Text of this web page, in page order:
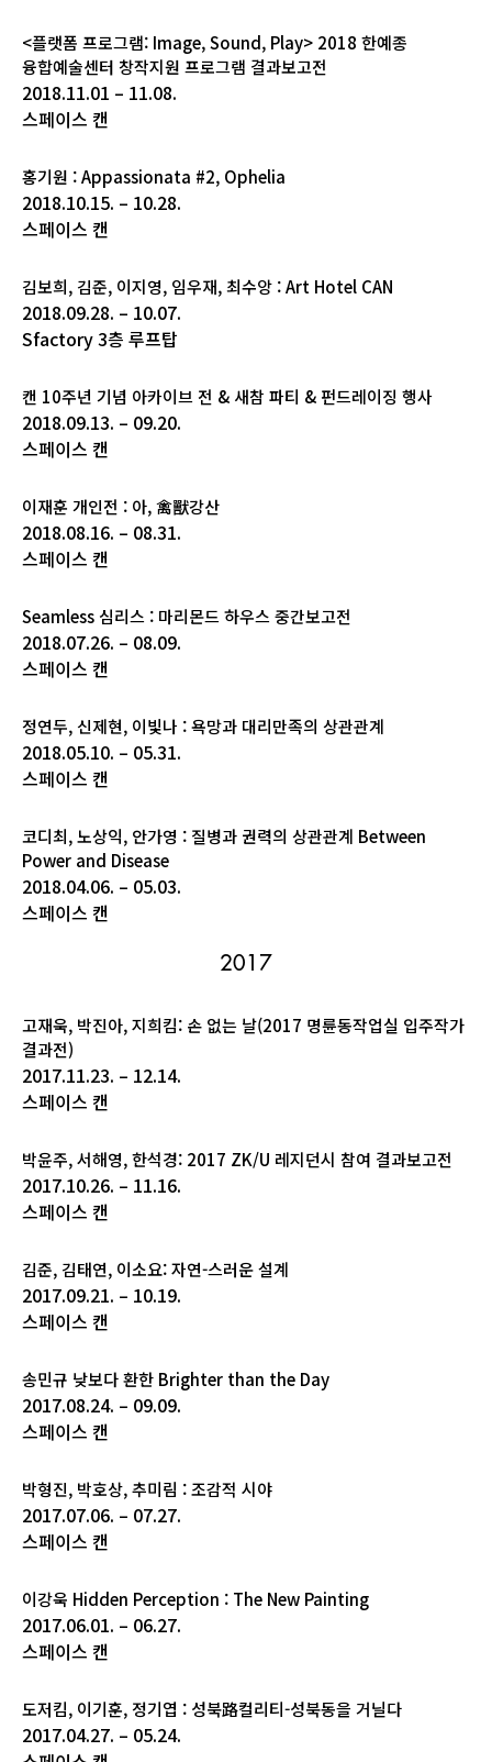
<플랫폼 프로그램: Image, Sound, Play> 2018 한예종
융합예술센터 창작지원 프로그램 결과보고전
2018.11.01 – 11.08.
스페이스 캔
홍기원 : Appassionata #2, Ophelia
2018.10.15. – 10.28.
스페이스 캔
김보희, 김준, 이지영, 임우재, 최수앙 : Art Hotel CAN
2018.09.28. – 10.07.
Sfactory 3층 루프탑
캔 10주년 기념 아카이브 전 & 새참 파티 & 펀드레이징 행사
2018.09.13. – 09.20.
스페이스 캔
이재훈 개인전 : 아, 禽獸강산
2018.08.16. – 08.31.
스페이스 캔
Seamless 심리스 : 마리몬드 하우스 중간보고전
2018.07.26. – 08.09.
스페이스 캔
정연두, 신제현, 이빛나 : 욕망과 대리만족의 상관관계
2018.05.10. – 05.31.
스페이스 캔
코디최, 노상익, 안가영 : 질병과 권력의 상관관계 Between
Power and Disease
2018.04.06. – 05.03.
스페이스 캔
2017
고재욱, 박진아, 지희킴: 손 없는 날(2017 명륜동작업실 입주작가
결과전)
2017.11.23. – 12.14.
스페이스 캔
박윤주, 서해영, 한석경: 2017 ZK/U 레지던시 참여 결과보고전
2017.10.26. – 11.16.
스페이스 캔
김준, 김태연, 이소요: 자연-스러운 설계
2017.09.21. – 10.19.
스페이스 캔
송민규 낮보다 환한 Brighter than the Day
2017.08.24. – 09.09.
스페이스 캔
박형진, 박호상, 추미림 : 조감적 시야
2017.07.06. – 07.27.
스페이스 캔
이강욱 Hidden Perception : The New Painting
2017.06.01. – 06.27.
스페이스 캔
도저킴, 이기훈, 정기엽 : 성북路컬리티-성북동을 거닐다
2017.04.27. – 05.24.